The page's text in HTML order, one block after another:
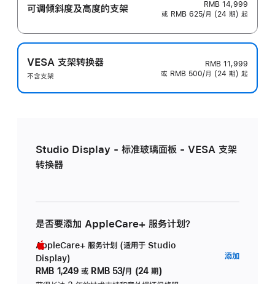
可调倾斜度及高‍度的支‍架
RMB 14,999
或 RMB 625/月 (24 期) 起
VESA 支架转换器
不含支架
RMB 11,999
或 RMB 500/月 (24 期) 起
Studio Display - 标准玻璃面板 - VESA 支架
转换器
是否要添加 AppleCare+ 服务计划？
AppleCare+ 服务计划 (适用于 Studio
Display)
RMB 1,249 或 RMB 53/月 (24 期)
添加